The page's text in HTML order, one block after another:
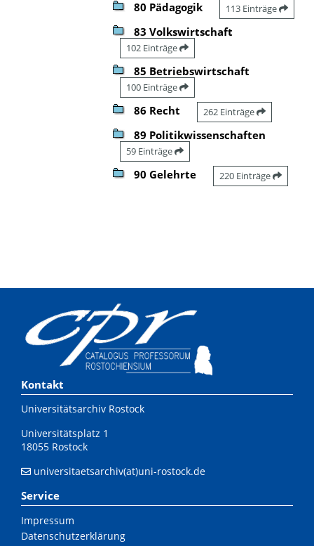
80 Pädagogik 113 Einträge
83 Volkswirtschaft
102 Einträge
85 Betriebswirtschaft
100 Einträge
86 Recht 262 Einträge
89 Politikwissenschaften
59 Einträge
90 Gelehrte 220 Einträge
Kontakt
Universitätsarchiv Rostock
Universitätsplatz 1
18055 Rostock
universitaetsarchiv(at)uni-rostock.de
Service
Impressum
Datenschutzerklärung